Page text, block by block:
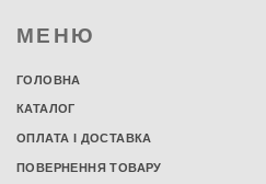
МЕНЮ
ГОЛОВНА
КАТАЛОГ
ОПЛАТА І ДОСТАВКА
ПОВЕРНЕННЯ ТОВАРУ